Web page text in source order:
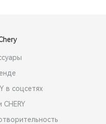
в соцсетях